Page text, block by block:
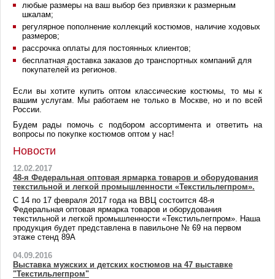
любые размеры на ваш выбор без привязки к размерным
шкалам;
регулярное пополнение коллекций костюмов, наличие ходовых
размеров;
рассрочка оплаты для постоянных клиентов;
бесплатная доставка заказов до транспортных компаний для
покупателей из регионов.
Если вы хотите купить оптом классические костюмы, то мы к
вашим услугам. Мы работаем не только в Москве, но и по всей
России.
Будем рады помочь с подбором ассортимента и ответить на
вопросы по покупке костюмов оптом у нас!
Новости
12.02.2017
48-я Федеральная оптовая ярмарка товаров и оборудования
текстильной и легкой промышленности «Текстильлегпром».
С 14 по 17 февраля 2017 года на ВВЦ состоится 48-я
Федеральная оптовая ярмарка товаров и оборудования
текстильной и легкой промышленности «Текстильлегпром». Наша
продукция будет представлена в павильоне № 69 на первом
этаже стенд 89A
04.09.2016
Выставка мужских и детских костюмов на 47 выставке
"Текстильлегпром"